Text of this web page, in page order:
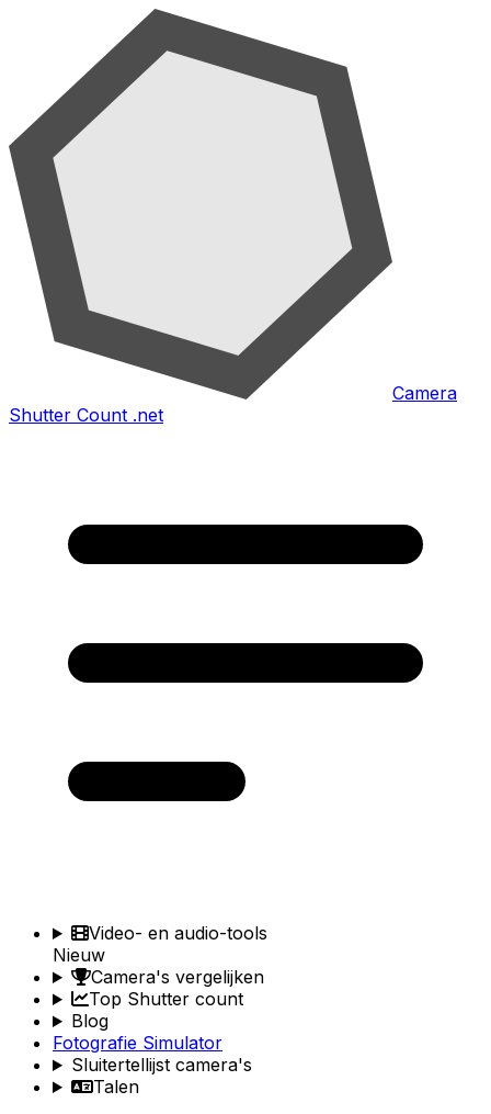
Camera
Shutter Count .net
Video- en audio-tools
Nieuw
Camera's vergelijken
Top Shutter count
Blog
Fotografie Simulator
Sluitertellijst camera's
Talen